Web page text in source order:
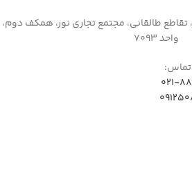
طالقانی، مجتمع تجاری نور، همکف دوم،
واحد 7093
تماس:
021-